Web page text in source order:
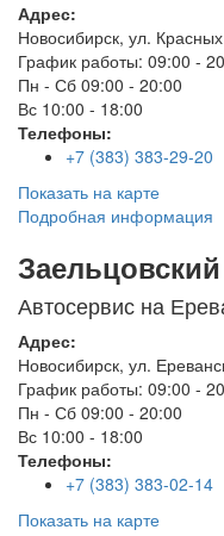
Адрес:
Новосибирск, ул.
График работы: 09:00 -
Пн - Сб 09:00 - 20:00
Вс 10:00 - 18:00
Телефоны:
+7 (383) 383-29-20
Показать на карте
Подробная информация
Автосервис на
Адрес:
Новосибирск, ул.
График работы: 09:00 -
Пн - Сб 09:00 - 20:00
Вс 10:00 - 18:00
Телефоны:
+7 (383) 383-02-14
Показать на карте